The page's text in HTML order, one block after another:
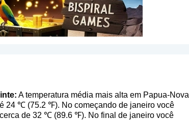
A temperatura média mais alta em Papua-Nova
24 ℃ (75.2 ℉). No começando de janeiro você
de 32 ℃ (89.6 ℉). No final de janeiro você